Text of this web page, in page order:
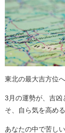
東北の最大吉方位
3月の運勢が、吉凶
そ、自ら気を高め
あなたの中で苦し